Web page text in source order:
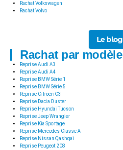
Rachat Volkswagen
Rachat Volvo
Le blog
Rachat par modèle
Reprise Audi A3
Reprise Audi A4
Reprise BMW Série 1
Reprise BMW Série 5
Reprise Citroën C3
Reprise Dacia Duster
Reprise Hyundai Tucson
Reprise Jeep Wrangler
Reprise Kia Sportage
Reprise Mercedes Classe A
Reprise Nissan Qashqai
Reprise Peugeot 208